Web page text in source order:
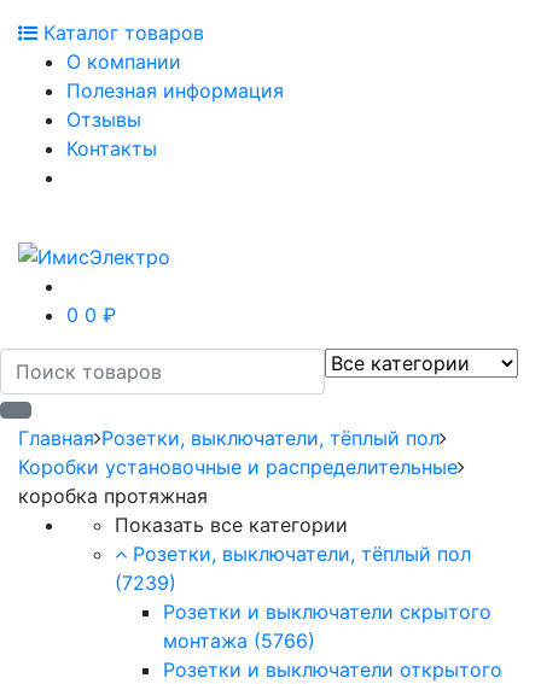
Каталог товаров
О компании
Полезная информация
Отзывы
Контакты
0 0 ₽
Главная Розетки, выключатели, тёплый пол
Коробки установочные и распределительные
коробка протяжная
Показать все категории
Розетки, выключатели, тёплый пол
(7239)
Розетки и выключатели скрытого
монтажа (5766)
Розетки и выключатели открытого